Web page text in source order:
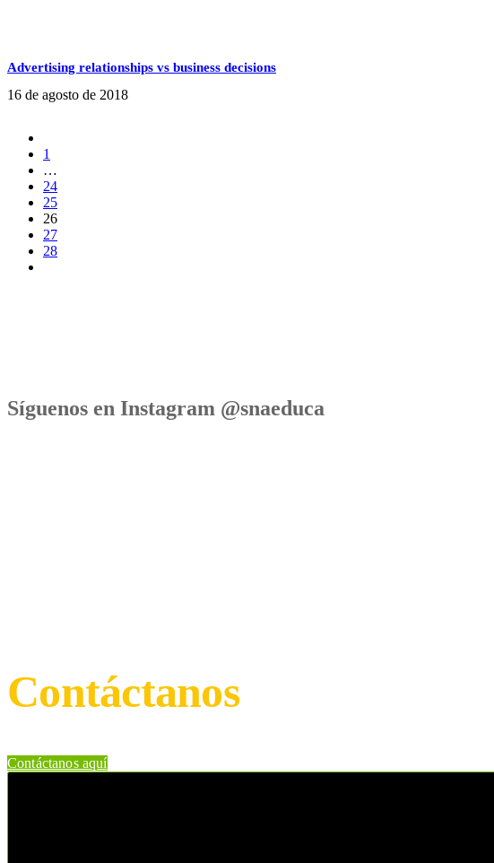
Advertising relationships vs business decisions
16 de agosto de 2018
1
…
24
25
26
27
28
Síguenos en Instagram @snaeduca
Contáctanos
Contáctanos aquí